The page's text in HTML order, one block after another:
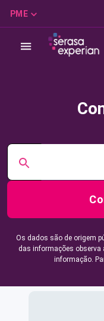
PME
Os dados são de origem
das informações observa
informação.